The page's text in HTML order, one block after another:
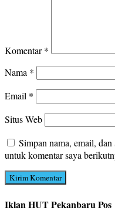
Komentar*
Nama *
Email *
Situs Web
Simpan nama, email,
untuk komentar saya
Iklan HUT Pekanbaru Pos